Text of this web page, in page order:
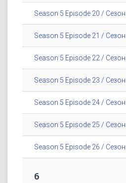
Season 5 Episode 20 /
Season 5 Episode 21 / Сезон
Season 5 Episode 22 /
Season 5 Episode 23 /
Season 5 Episode 24 /
Season 5 Episode 25 /
Season 5 Episode 26 /
6